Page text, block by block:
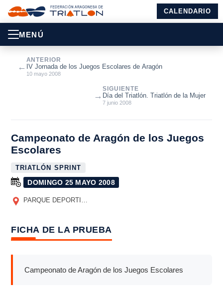
CALENDARIO
MENÚ
←
ANTERIOR
IV Jornada de los Juegos Escolares de Aragón
10 mayo 2008
SIGUIENTE
Día del Triatlón. Triatlón de la Mujer
7 junio 2008
→
Campeonato de Aragón de los Juegos
Escolares
TRIATLÓN SPRINT
DOMINGO 25 MAYO 2008
PARQUE DEPORTIVO EBRO. ZARAGOZA
FICHA DE LA PRUEBA
Campeonato de Aragón de los Juegos Escolares